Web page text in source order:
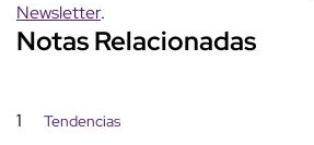
Newsletter.
Notas Relacionadas
1 Tendencias